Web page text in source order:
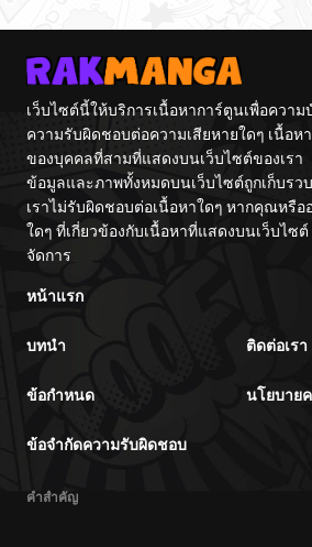
Gyaru Deshita
เว็บไซต์นี้ให้บริการเนื้อหาการ์ตูนเพื่อควา
ความรับผิดชอบต่อความเสียหายใดๆ เนื้อ
ของบุคคลที่สามที่แสดงบนเว็บไซต์ของเรา
ข้อมูลและภาพทั้งหมดบนเว็บไซต์ถูกเก็บรว
เราไม่รับผิดชอบต่อเนื้อหาใดๆ หากคุณหรื
ใดๆ ที่เกี่ยวข้องกับเนื้อหาที่แสดงบนเว็บไซ
จัดการ
หน้าแรก
บทนำ ติดต่อเรา
ข้อกำหนด นโยบาย
ข้อจำกัดความรับผิดชอบ
คำสำคัญ